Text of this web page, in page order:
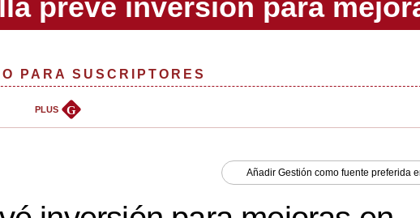
PARA SUSCRIPTORES
PLUS G
Añadir Gestión como fuente preferida